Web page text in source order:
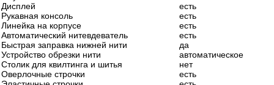
Дисплей
есть
Рукавная консоль
есть
Линейка на корпусе
есть
Автоматический нитевдеватель
есть
Быстрая заправка нижней нити
да
Устройство обрезки нити
автоматическое
Столик для квилтинга и шитья
нет
Оверлочные строчки
есть